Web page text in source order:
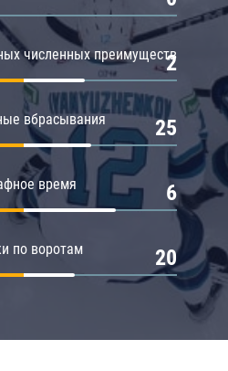
численных преимуществ
2
вбрасывания 25
время 6
по воротам 20